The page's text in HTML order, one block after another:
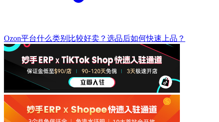
Ozon平台什么类别比较好卖？选品后如何快速上品？